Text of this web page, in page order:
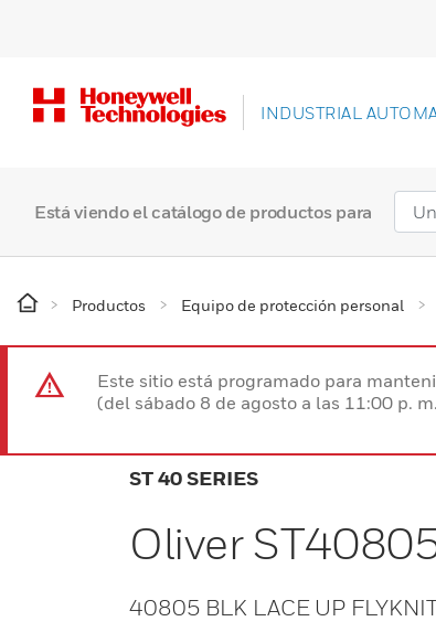
INDUSTRIAL
Está viendo el catálogo de productos para
Productos Equipo de protección personal
Este sitio está programado para
(del sábado 8 de agosto a las 11:00 p.
ST 40 SERIES
Oliver
40805 BLK LACE UP